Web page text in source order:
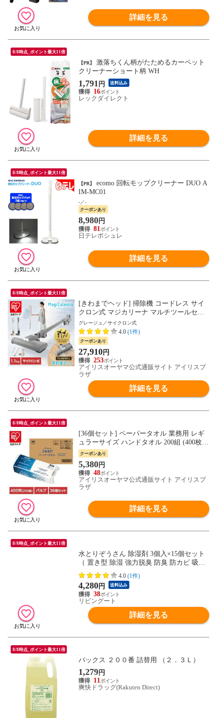
詳細を見る
8/8時点_ポイント最大11倍
【PR】
クリーナーショート柄 WH
1,791 円 送料込み
16
レックダイレクト
詳細を見る
8/8時点_ポイント最大11倍
【PR】
IM-MC01
-／-
クーポンあり
8,980円
81
日テレポシュレ
詳細を見る
8/8時点_ポイント最大11倍
[きわまでヘッド] 掃除機 コードレス サイ
クロン式 マジカリーナ マルチツールセッ
ト グレージュ SCD-124P-HC アイリスオー
ヤマ スティッククリーナー 充電式 軽量 強
力吸引 MagiCaleena 【安心延長保証対象】
[家電]
グレージュ／サイクロン式
4.0 (1件)
クーポンあり
27,910円
253
アイリスオーヤマ公式通販サイト アイリスプ
ラザ
詳細を見る
8/8時点_ポイント最大11倍
[36個セット] ペーパータオル 業務用 レギ
ュラーサイズ ハンドタオル 200組 (400枚)
エルモア 142588 [日用品]
クーポンあり
5,380円
48
アイリスオーヤマ公式通販サイト アイリスプ
ラザ
詳細を見る
8/8時点_ポイント最大11倍
水とりぞうさん 除湿剤 3個入×15個セット
（ 置き型 除湿 強力脱臭 防臭 防カビ 吸湿
量 550g 45個 タンクタイプ 湿気取り 吸湿
みずとりぞうさん 水とりゾウさん ）
4.0 (1件)
4,280円 送料込み
38
リビングート
詳細を見る
8/8時点_ポイント最大11倍
パックス ２００番 詰替用 （２．３Ｌ）
1,279円
11
爽快ドラッグ(Rakuten Direct)